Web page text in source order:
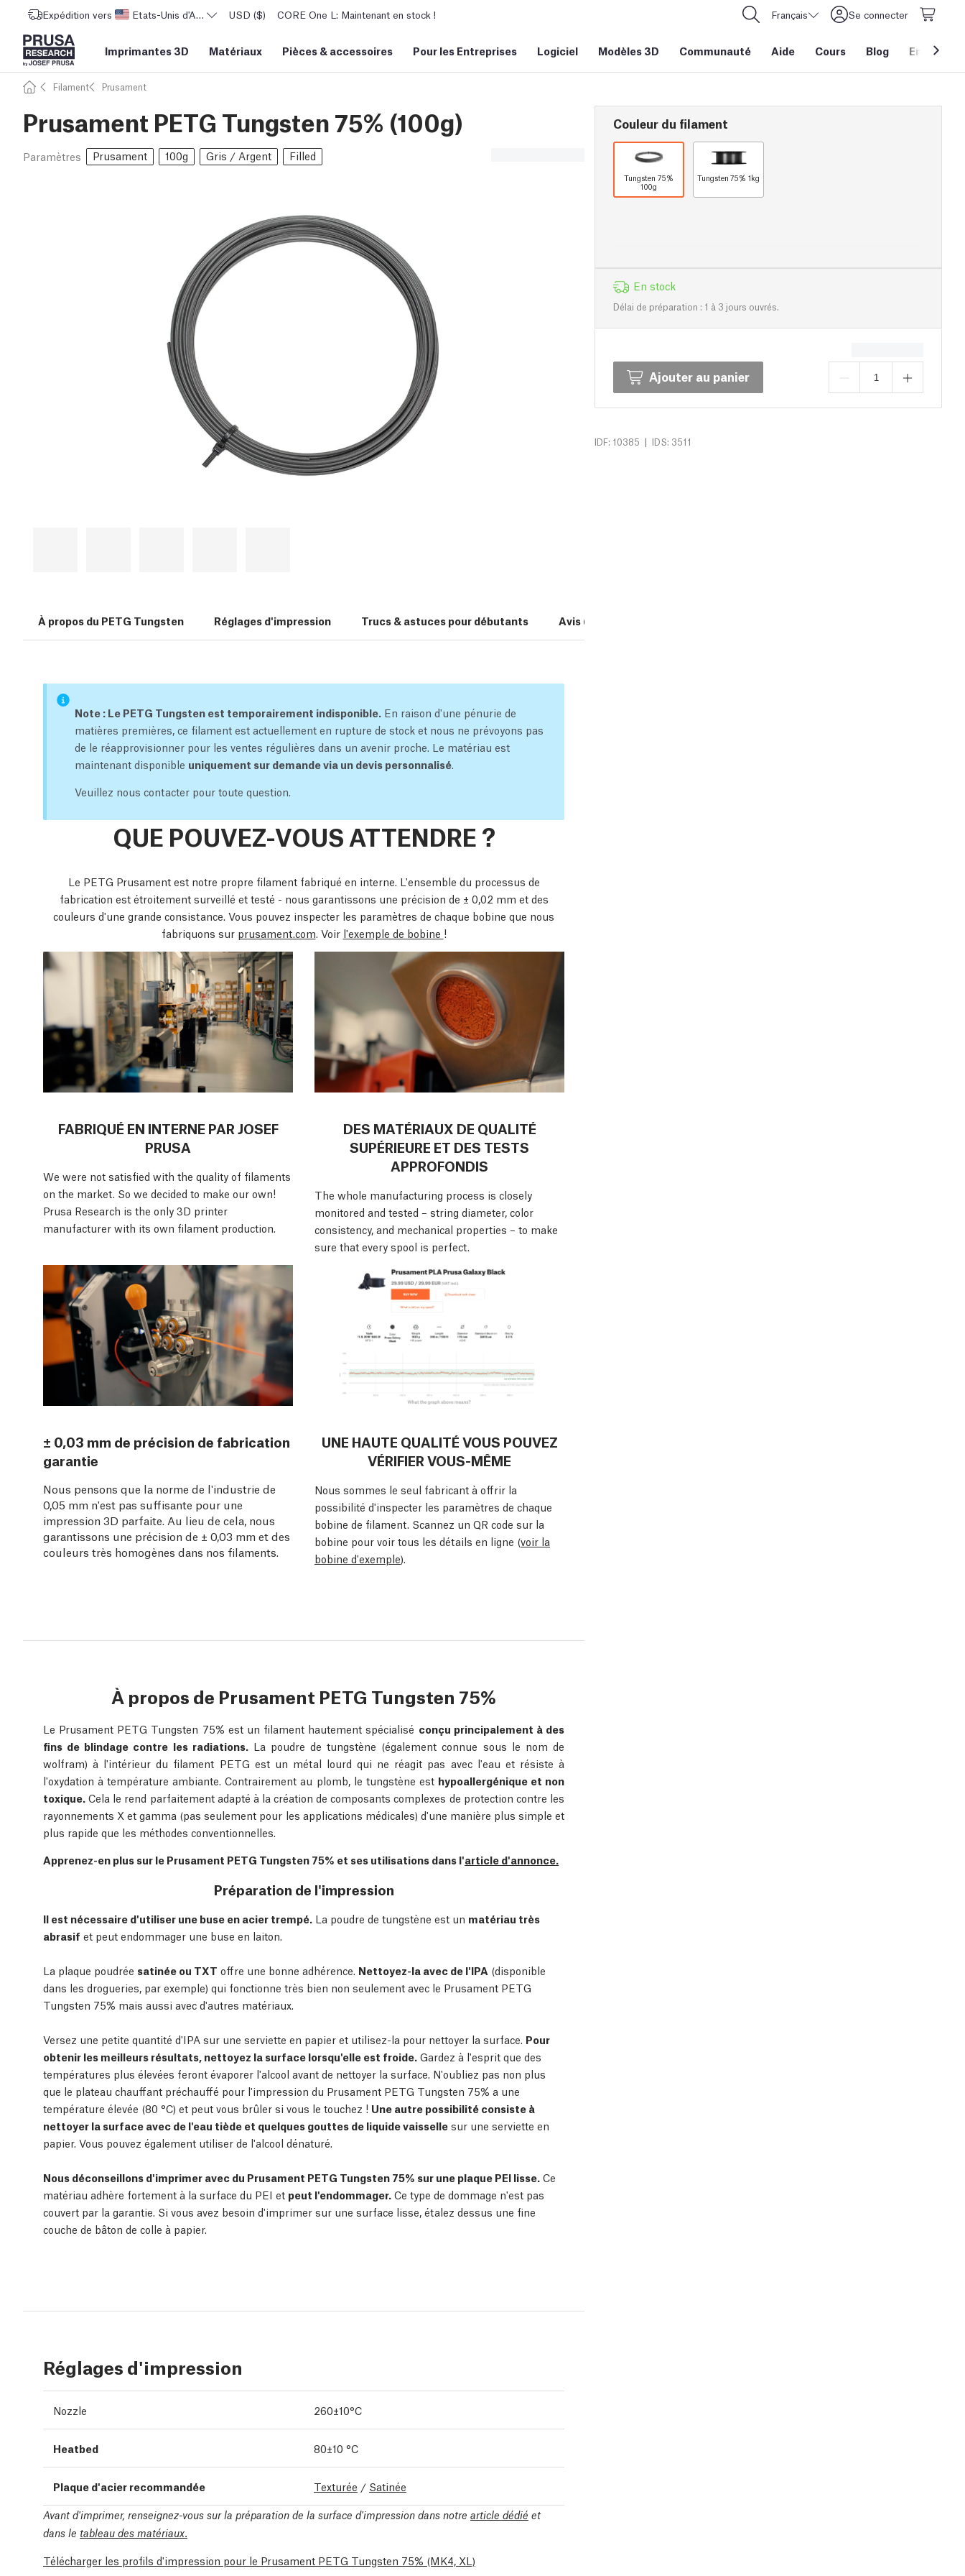
Expédition vers Etats-Unis d'AmériqueUSD ($) CORE One L: Maintenant en stock ! Français Se connecter
Imprimantes 3D Matériaux Pièces & accessoires Pour les Entreprises Logiciel Modèles 3D Communauté Aide Cours Blog Entreprise
Filament Prusament
Prusament PETG Tungsten 75% (100g)
Paramètres Prusament 100g Gris / Argent Filled
Couleur du filament
Tungsten 75%
100g
Tungsten 75% 1kg
En stock
Délai de préparation : 1 à 3 jours ouvrés.
Ajouter au panier
IDF: 10385 | IDS: 3511
À propos du PETG Tungsten Réglages d'impression Trucs & astuces pour débutants Avis (0)
Note : Le PETG Tungsten est temporairement indisponible.En raison d'une pénurie de
matières premières, ce filament est actuellement en rupture de stock et nous ne prévoyons pas
de le réapprovisionner pour les ventes régulières dans un avenir proche. Le matériau est
maintenant disponible uniquement sur demande via un devis personnalisé.
Veuillez nous contacter pour toute question.
QUE POUVEZ-VOUS ATTENDRE ?
Le PETG Prusament est notre propre filament fabriqué en interne. L'ensemble du processus de
fabrication est étroitement surveillé et testé - nous garantissons une précision de ± 0,02 mm et des
couleurs d'une grande consistance. Vous pouvez inspecter les paramètres de chaque bobine que nous
fabriquons sur prusament.com. Voir l'exemple de bobine !
FABRIQUÉ EN INTERNE PAR JOSEF
PRUSA
We were not satisfied with the quality of filaments
on the market. So we decided to make our own!
Prusa Research is the only 3D printer
manufacturer with its own filament production.
DES MATÉRIAUX DE QUALITÉ
SUPÉRIEURE ET DES TESTS
APPROFONDIS
The whole manufacturing process is closely
monitored and tested – string diameter, color
consistency, and mechanical properties – to make
sure that every spool is perfect.
± 0,03 mm de précision de fabrication
garantie
Nous pensons que la norme de l'industrie de
0,05 mm n'est pas suffisante pour une
impression 3D parfaite. Au lieu de cela, nous
garantissons une précision de ± 0,03 mm et des
couleurs très homogènes dans nos filaments.
UNE HAUTE QUALITÉ VOUS POUVEZ
VÉRIFIER VOUS-MÊME
Nous sommes le seul fabricant à offrir la
possibilité d'inspecter les paramètres de chaque
bobine de filament. Scannez un QR code sur la
bobine pour voir tous les détails en ligne (voir la
bobine d'exemple).
À propos de Prusament PETG Tungsten 75%
Le Prusament PETG Tungsten 75% est un filament hautement spécialisé conçu principalement à des
fins de blindage contre les radiations. La poudre de tungstène (également connue sous le nom de
wolfram) à l'intérieur du filament PETG est un métal lourd qui ne réagit pas avec l'eau et résiste à
l'oxydation à température ambiante. Contrairement au plomb, le tungstène est hypoallergénique et non
toxique. Cela le rend parfaitement adapté à la création de composants complexes de protection contre les
rayonnements X et gamma (pas seulement pour les applications médicales) d'une manière plus simple et
plus rapide que les méthodes conventionnelles.
Apprenez-en plus sur le Prusament PETG Tungsten 75% et ses utilisations dans l'article d'annonce.
Préparation de l'impression
Il est nécessaire d'utiliser une buse en acier trempé. La poudre de tungstène est un matériau très
abrasif et peut endommager une buse en laiton.
La plaque poudrée satinée ou TXT offre une bonne adhérence. Nettoyez-la avec de l'IPA (disponible
dans les drogueries, par exemple) qui fonctionne très bien non seulement avec le Prusament PETG
Tungsten 75% mais aussi avec d'autres matériaux.
Versez une petite quantité d'IPA sur une serviette en papier et utilisez-la pour nettoyer la surface. Pour
obtenir les meilleurs résultats, nettoyez la surface lorsqu'elle est froide. Gardez à l'esprit que des
températures plus élevées feront évaporer l'alcool avant de nettoyer la surface. N'oubliez pas non plus
que le plateau chauffant préchauffé pour l'impression du Prusament PETG Tungsten 75% a une
température élevée (80 °C) et peut vous brûler si vous le touchez ! Une autre possibilité consiste à
nettoyer la surface avec de l'eau tiède et quelques gouttes de liquide vaisselle sur une serviette en
papier. Vous pouvez également utiliser de l'alcool dénaturé.
Nous déconseillons d'imprimer avec du Prusament PETG Tungsten 75% sur une plaque PEI lisse. Ce
matériau adhère fortement à la surface du PEI et peut l'endommager. Ce type de dommage n'est pas
couvert par la garantie. Si vous avez besoin d'imprimer sur une surface lisse, étalez dessus une fine
couche de bâton de colle à papier.
Réglages d'impression
Nozzle 260±10°C
Heatbed 80±10 °C
Plaque d'acier recommandée Texturée / Satinée
Avant d'imprimer, renseignez-vous sur la préparation de la surface d'impression dans notre article dédié et
dans le tableau des matériaux.
Télécharger les profils d'impression pour le Prusament PETG Tungsten 75% (MK4, XL)